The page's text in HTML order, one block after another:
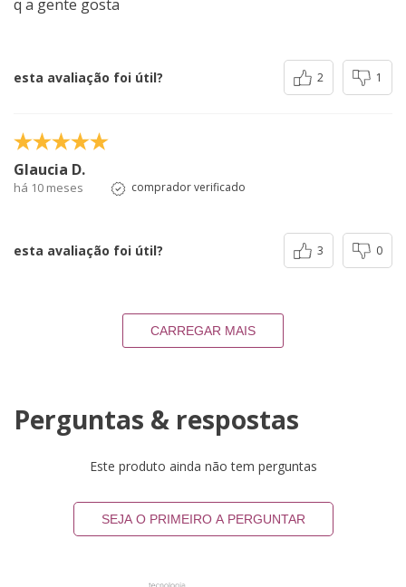
q a gente gosta
esta avaliação foi útil? 2 1
Glaucia D.
há 10 meses comprador verificado
esta avaliação foi útil? 3 0
CARREGAR MAIS
Perguntas & respostas
Este produto ainda não tem perguntas
SEJA O PRIMEIRO A PERGUNTAR